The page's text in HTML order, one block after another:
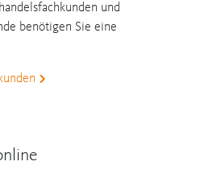
und
benötigen Sie eine